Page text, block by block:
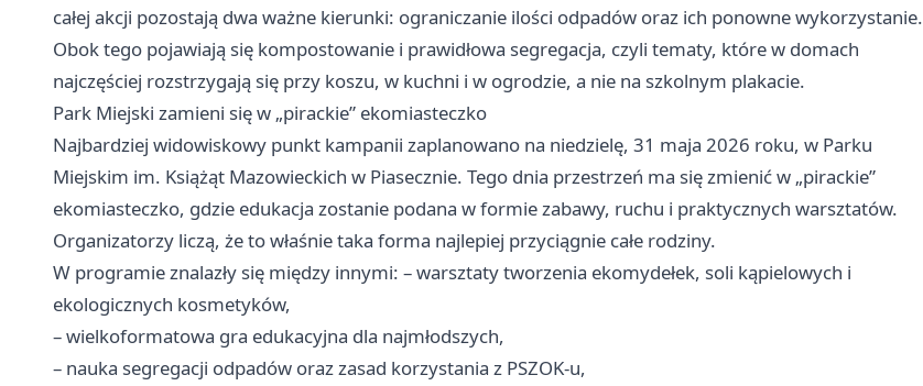
całej akcji pozostają dwa ważne kierunki: ograniczanie ilości odpadów oraz ich ponowne wykorzystanie.
Obok tego pojawiają się kompostowanie i prawidłowa segregacja, czyli tematy, które w domach
najczęściej rozstrzygają się przy koszu, w kuchni i w ogrodzie, a nie na szkolnym plakacie.
Park Miejski zamieni się w „pirackie” ekomiasteczko
Najbardziej widowiskowy punkt kampanii zaplanowano na niedzielę, 31 maja 2026 roku, w Parku
Miejskim im. Książąt Mazowieckich w Piasecznie. Tego dnia przestrzeń ma się zmienić w „pirackie”
ekomiasteczko, gdzie edukacja zostanie podana w formie zabawy, ruchu i praktycznych warsztatów.
Organizatorzy liczą, że to właśnie taka forma najlepiej przyciągnie całe rodziny.
W programie znalazły się między innymi: – warsztaty tworzenia ekomydełek, soli kąpielowych i
ekologicznych kosmetyków,
– wielkoformatowa gra edukacyjna dla najmłodszych,
– nauka segregacji odpadów oraz zasad korzystania z PSZOK-u,